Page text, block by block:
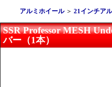
アルミホイール＞ 21インチア
SSR Professor MESH
バー（1本）